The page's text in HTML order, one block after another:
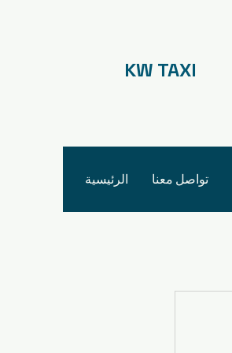
KW TAXI
الرئيسية تواصل معنا